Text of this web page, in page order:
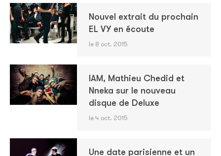
Nouvel extrait du prochain
EL VY en écoute
le 8 oct. 2015
IAM, Mathieu Chedid et
Nneka sur le nouveau
disque de Deluxe
le 4 oct. 2015
Une date parisienne et un